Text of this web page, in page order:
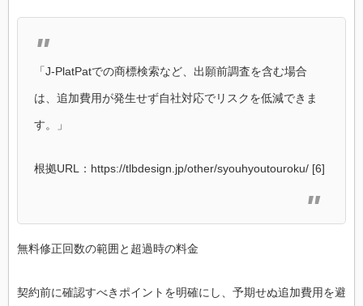
「J-PlatPatでの商標検索など、出願前調査を含む場合
は、追加費用が発生せず自社対応でリスクを低減できま
す。」
根拠URL：https://tlbdesign.jp/other/syouhyoutouroku/ [6]
無料修正回数の範囲と超過時の料金
契約前に確認すべきポイントを明確にし、予期せぬ追加費用を避